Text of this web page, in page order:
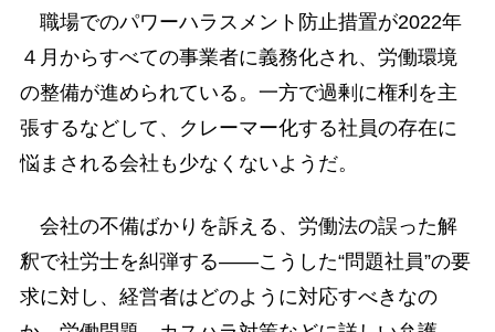
職場でのパワーハラスメント防止措置が2022年
４月からすべての事業者に義務化され、労働環境
の整備が進められている。一方で過剰に権利を主
張するなどして、クレーマー化する社員の存在に
悩まされる会社も少なくないようだ。
会社の不備ばかりを訴える、労働法の誤った解
釈で社労士を糾弾する――こうした“問題社員”の要
求に対し、経営者はどのように対応すべきなの